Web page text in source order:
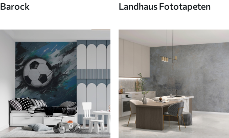
Barock Landhaus Fototapeten